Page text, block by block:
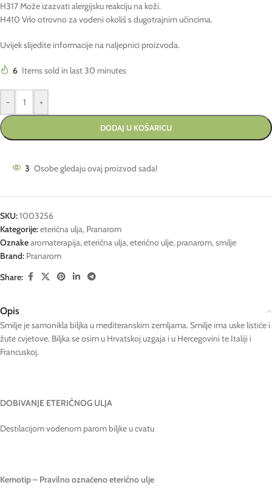
H317 Može izazvati alergijsku reakciju na koži.
H410 Vrlo otrovno za vodeni okoliš s dugotrajnim učincima.
Uvijek slijedite informacije na naljepnici proizvoda.
6 Items sold in last 30 minutes
- +
DODAJ U KOŠARICU
3 Osobe gledaju ovaj proizvod sada!
SKU:1003256
Kategorije:eterična ulja, Pranarom
Oznakearomaterapija,eterična ulja,eterično ulje, pranarom,smilje
Brand: Pranarom
Share:
Opis
Smilje je samonikla biljka u mediteranskim zemljama. Smilje ima uske listiće i
žute cvjetove. Biljka se osim u Hrvatskoj uzgaja i u Hercegovini te Italiji i
Francuskoj.
DOBIVANJE ETERIČNOG ULJA
Destilacijom vodenom parom biljke u cvatu
Kemotip – Pravilno označeno eterično ulje